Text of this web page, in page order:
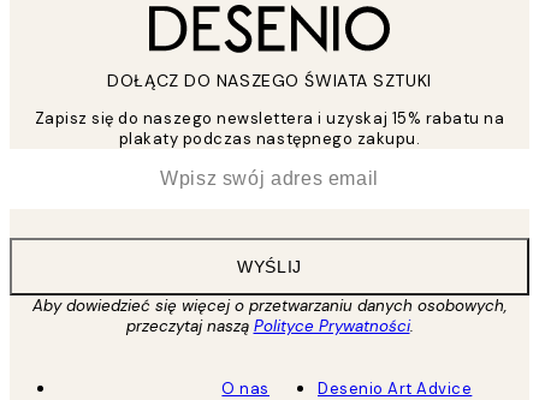
DOŁĄCZ DO NASZEGO ŚWIATA SZTUKI
Zapisz się do naszego newslettera i uzyskaj 15% rabatu na
plakaty podczas następnego zakupu.
WYŚLIJ
Aby dowiedzieć się więcej o przetwarzaniu danych osobowych,
przeczytaj naszą Polityce Prywatności.
O nas
Desenio Art Advice